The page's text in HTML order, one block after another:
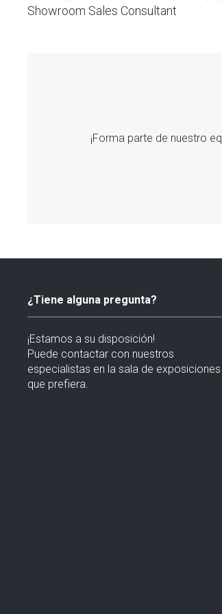
Showroom Sales Consultant
¡Forma parte de nuestro
¿Tiene alguna pregunta?
¡Estamos a su disposición!
Puede contactar con nuestros
especialistas en la sala de exposiciones
que prefiera.